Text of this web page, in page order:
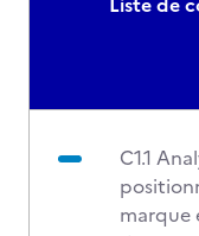
C1.1
marque